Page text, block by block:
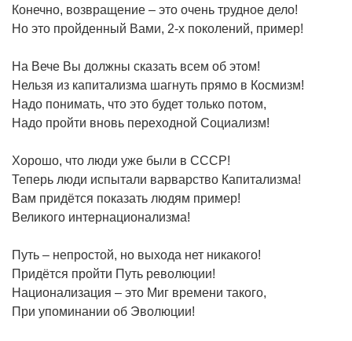
Конечно, возвращение – это очень трудное дело!
Но это пройденный Вами, 2-х поколений, пример!
На Вече Вы должны сказать всем об этом!
Нельзя из капитализма шагнуть прямо в Космизм!
Надо понимать, что это будет только потом,
Надо пройти вновь переходной Социализм!
Хорошо, что люди уже были в СССР!
Теперь люди испытали варварство Капитализма!
Вам придётся показать людям пример!
Великого интернационализма!
Путь – непростой, но выхода нет никакого!
Придётся пройти Путь революции!
Национализация – это Миг времени такого,
При упоминании об Эволюции!